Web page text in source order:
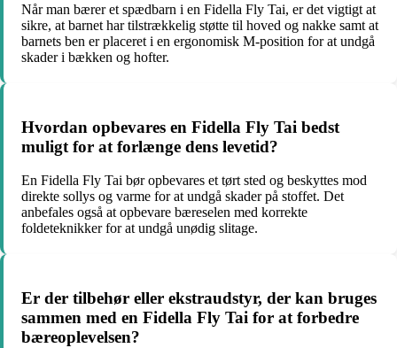
Når man bærer et spædbarn i en Fidella Fly Tai, er det vigtigt at
sikre, at barnet har tilstrækkelig støtte til hoved og nakke samt at
barnets ben er placeret i en ergonomisk M-position for at undgå
skader i bækken og hofter.
Hvordan opbevares en Fidella Fly Tai bedst
muligt for at forlænge dens levetid?
En Fidella Fly Tai bør opbevares et tørt sted og beskyttes mod
direkte sollys og varme for at undgå skader på stoffet. Det
anbefales også at opbevare bæreselen med korrekte
foldeteknikker for at undgå unødig slitage.
Er der tilbehør eller ekstraudstyr, der kan bruges
sammen med en Fidella Fly Tai for at forbedre
bæreoplevelsen?